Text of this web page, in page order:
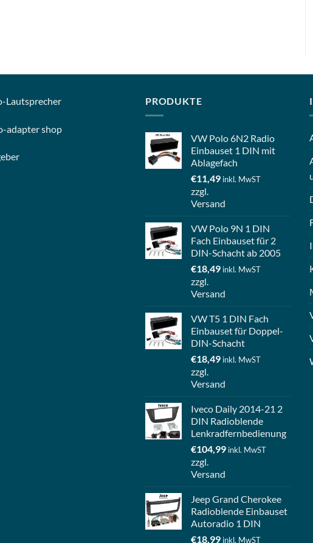
Lautsprecher
adapter shop
PRODUKTE
VW Polo 6N2 Radio
Einbauset 1 DIN mit
Ablagefach
€11,49 inkl. MwST
zzgl.
Versand
VW Polo 9N 1 DIN
Fach Einbauset für 2
DIN-Schacht ab 2005
€18,49 inkl. MwST
zzgl.
Versand
VW T5 1 DIN Fach
Einbauset für Doppel-
DIN-Schacht
€18,49 inkl. MwST
zzgl.
Versand
Iveco Daily 2014-21 2
DIN Radioblende
Lenkradfernbedienung
€104,99 inkl. MwST
zzgl.
Versand
Jeep Grand Cherokee
Radioblende Einbauset
Autoradio 1 DIN
€18,99 inkl. MwST